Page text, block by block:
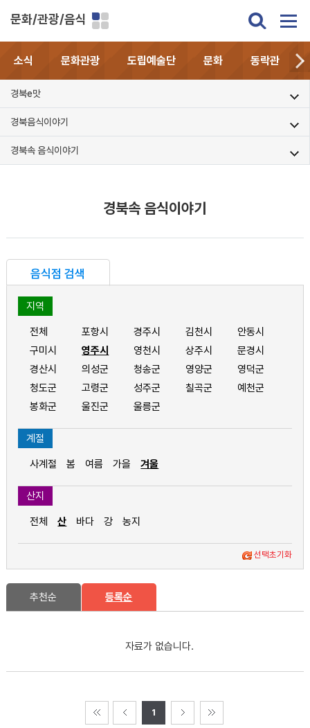
문화/관광/음식
소식 문화관광 도립예술단 문화 동락관
경북e맛
경북음식이야기
경북속 음식이야기
경북속 음식이야기
음식점 검색
지역
전체 포항시 경주시 김천시
안동시
구미시
영주시 영천시 상주시
문경시
경산시
의성군 청송군 영양군
영덕군
청도군
고령군 성주군 칠곡군
예천군
봉화군
울진군 울릉군
계절
사계절 봄 여름 가을 겨울
산지
전체 산 바다 강 농지
선택초기화
추천순 등록순
자료가 없습니다.
1